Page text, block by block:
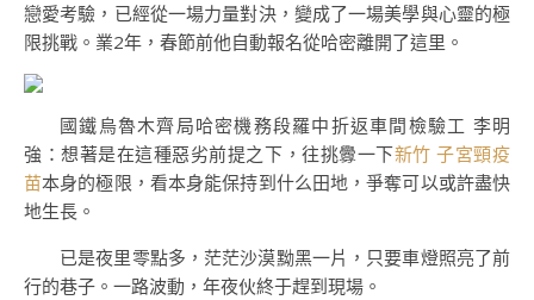
戀愛考驗，已經從一場力量對決，變成了一場美學與心靈的極
限挑戰。業2年，春節前他自動報名從哈密離開了這里。
國鐵烏魯木齊局哈密機務段羅中折返車間檢驗工 李明
強：想著是在這種惡劣前提之下，往挑釁一下新竹 子宮頸疫
苗本身的極限，看本身能保持到什么田地，爭奪可以或許盡快
地生長。
已是夜里零點多，茫茫沙漠黝黑一片，只要車燈照亮了前
行的巷子。一路波動，年夜伙終于趕到現場。